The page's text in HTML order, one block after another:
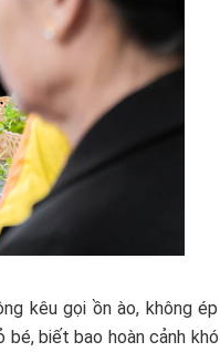
kêu gọi ồn ào, không ép
bé, biết bao hoàn cảnh khó